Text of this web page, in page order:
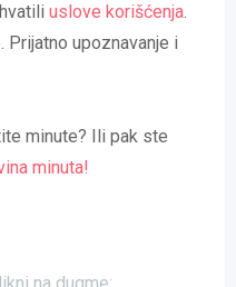
uslove korišćenja.
Prijatno upoznavanje i
minute? Ili pak ste
minuta!